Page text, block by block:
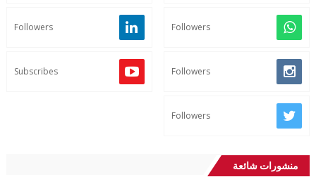
Followers
Followers
Followers
Subscribes
Followers
منشورات شائعة